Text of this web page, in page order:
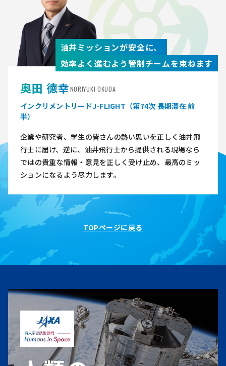
油井ミッションが安全に、
効率よく進むよう管制チームを束ねます
奥田 徳幸NORIYUKI OKUDA
インクリメントリードJ-FLIGHT（第74次 長期滞在 前
半）
企業や研究者、学生の皆さんの熱い思いを正しく油井飛
行士に届け、逆に、油井飛行士から提供される現場なら
ではの貴重な情報・意見を正しく受け止め、最高のミッ
ションになるよう尽力します。
TOPページに戻る